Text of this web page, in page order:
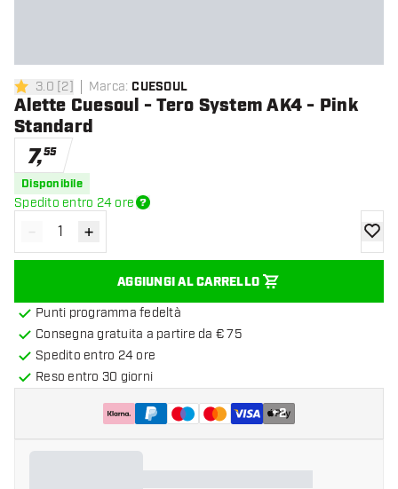
3 stelle di valutazione
3.0 [2] Marca: CUESOUL
Alette Cuesoul - Tero System AK4 - Pink
Standard
7,55
Disponibile
Spedito entro 24 ore
Diminuisci quantità
- Aumenta quantità
+
AGGIUNGI AL CARRELLO
Punti programma fedeltà
Consegna gratuita a partire da € 75
Spedito entro 24 ore
Reso entro 30 giorni
+2